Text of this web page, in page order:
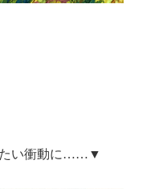
たい衝動に……▼